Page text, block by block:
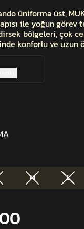
üniforma üst,
ile yoğun görev
bölgeleri, çok
konforlu ve uzun
M L